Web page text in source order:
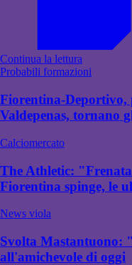
Continua la lettura
Probabili formazioni
Fiorentina-
Valdepenas, tornano
Calciomercato
The Athletic:
Fiorentina spinge, le
News viola
Svolta Mastantuono:
all'amichevole di oggi